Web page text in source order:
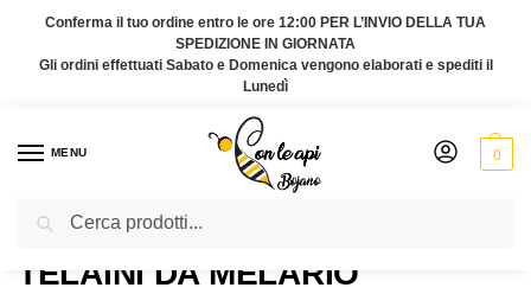
Conferma il tuo ordine entro le ore 12:00 PER L’INVIO DELLA TUA
SPEDIZIONE IN GIORNATA
Gli ordini effettuati Sabato e Domenica vengono elaborati e spediti il
Lunedì
MENU 0
Home Prodotti taggati “telaini da melario”
TELAINI DA MELARIO